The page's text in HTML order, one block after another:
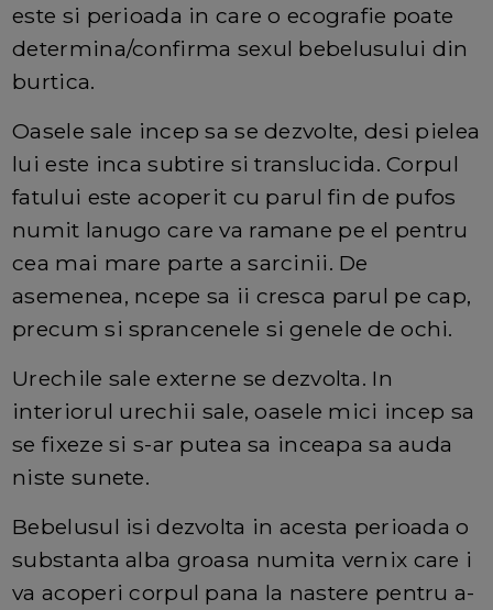
este si perioada in care o ecografie poate
determina/confirma sexul bebelusului din
burtica.
Oasele sale incep sa se dezvolte, desi pielea
lui este inca subtire si translucida. Corpul
fatului este acoperit cu parul fin de pufos
numit lanugo care va ramane pe el pentru
cea mai mare parte a sarcinii. De
asemenea, ncepe sa ii cresca parul pe cap,
precum si sprancenele si genele de ochi.
Urechile sale externe se dezvolta. In
interiorul urechii sale, oasele mici incep sa
se fixeze si s-ar putea sa inceapa sa auda
niste sunete.
Bebelusul isi dezvolta in acesta perioada o
substanta alba groasa numita vernix care i
va acoperi corpul pana la nastere pentru a-